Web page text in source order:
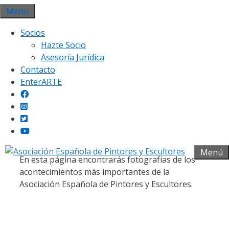
Saltar
al
contenido
Menu
Socios
Hazte Socio
Asesoría Jurídica
Contacto
EnterARTE
Menú
Galería fotográfica
En esta página encontrarás fotografías de los
acontecimientos más importantes de la
Asociación Española de Pintores y Escultores.